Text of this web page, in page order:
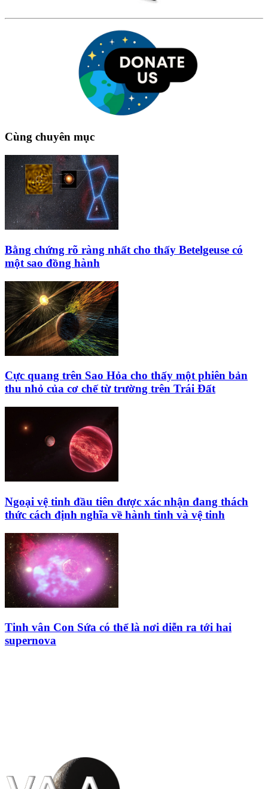
Cùng chuyên mục
Bằng chứng rõ ràng nhất cho thấy Betelgeuse có
một sao đồng hành
Cực quang trên Sao Hỏa cho thấy một phiên bản
thu nhỏ của cơ chế từ trường trên Trái Đất
Ngoại vệ tinh đầu tiên được xác nhận đang thách
thức cách định nghĩa về hành tinh và vệ tinh
Tinh vân Con Sứa có thể là nơi diễn ra tới hai
supernova